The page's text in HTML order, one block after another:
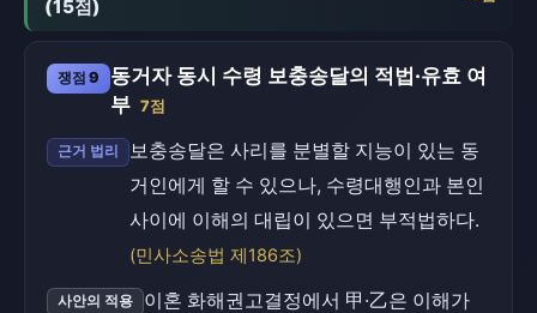
(15점)
쟁점 9
동거자 동시 수령 보충송달의 적법·유효 여
부 7점
근거 법리
보충송달은 사리를 분별할 지능이 있는 동
거인에게 할 수 있으나, 수령대행인과 본인
사이에 이해의 대립이 있으면 부적법하다.
(민사소송법 제186조)
사안의 적용
이혼 화해권고결정에서 甲·乙은 이해가